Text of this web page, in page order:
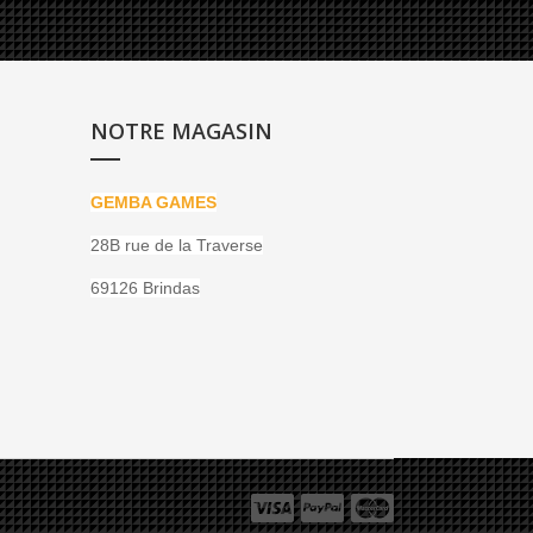
NOTRE MAGASIN
GEMBA GAMES
28B rue de la Traverse
69126 Brindas